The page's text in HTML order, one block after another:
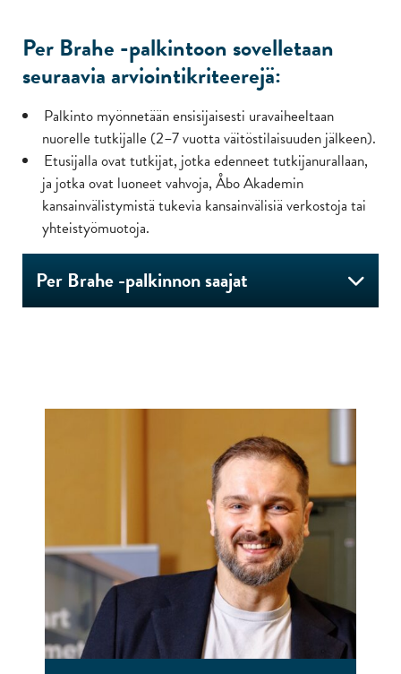
Per Brahe -palkintoon sovelletaan
seuraavia arviointikriteerejä:
Palkinto myönnetään ensisijaisesti uravaiheeltaan
nuorelle tutkijalle (2–7 vuotta väitöstilaisuuden jälkeen).
Etusijalla ovat tutkijat, jotka edenneet tutkijanurallaan,
ja jotka ovat luoneet vahvoja, Åbo Akademin
kansainvälistymistä tukevia kansainvälisiä verkostoja tai
yhteistyömuotoja.
Per Brahe -palkinnon saajat